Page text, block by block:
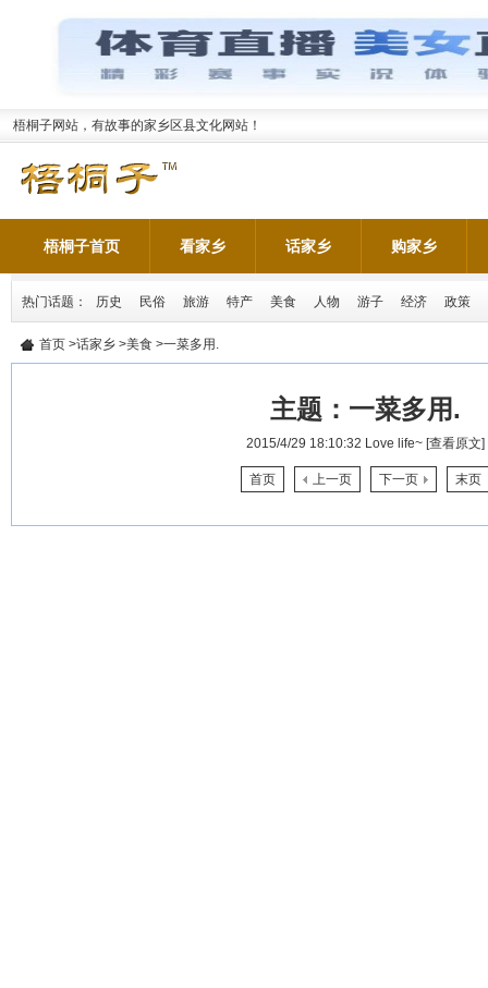
梧桐子网站，有故事的家乡区县文化网站！
梧桐子首页 看家乡 话家乡 购家乡
热门话题： 历史 民俗 旅游 特产 美食 人物 游子 经济 政策
首页 >话家乡 >美食 >一菜多用.
主题： 一菜多用.
2015/4/29 18:10:32 Love life~ [查看原文]
首页 上一页 下一页 末页